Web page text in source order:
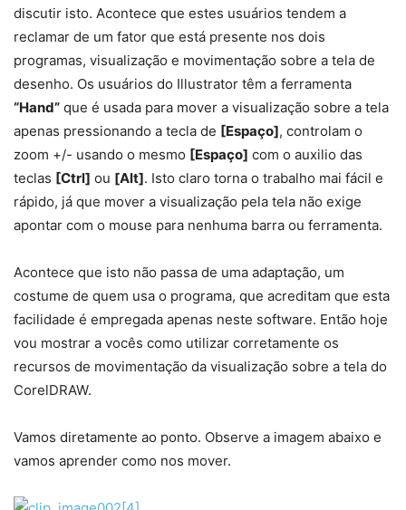
discutir isto. Acontece que estes usuários tendem a
reclamar de um fator que está presente nos dois
programas, visualização e movimentação sobre a tela de
desenho. Os usuários do Illustrator têm a ferramenta
“Hand” que é usada para mover a visualização sobre a tela
apenas pressionando a tecla de [Espaço], controlam o
zoom +/- usando o mesmo [Espaço] com o auxilio das
teclas [Ctrl] ou [Alt]. Isto claro torna o trabalho mai fácil e
rápido, já que mover a visualização pela tela não exige
apontar com o mouse para nenhuma barra ou ferramenta.
Acontece que isto não passa de uma adaptação, um
costume de quem usa o programa, que acreditam que esta
facilidade é empregada apenas neste software. Então hoje
vou mostrar a vocês como utilizar corretamente os
recursos de movimentação da visualização sobre a tela do
CorelDRAW.
Vamos diretamente ao ponto. Observe a imagem abaixo e
vamos aprender como nos mover.